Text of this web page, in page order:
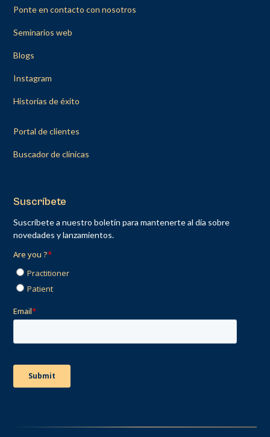
Ponte en contacto con nosotros
Seminarios web
Blogs
Instagram
Historias de éxito
Portal de clientes
Buscador de clínicas
Suscríbete
Suscríbete a nuestro boletín para mantenerte al día sobre
novedades y lanzamientos.